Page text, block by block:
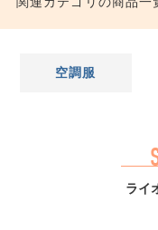
空調服
ライ